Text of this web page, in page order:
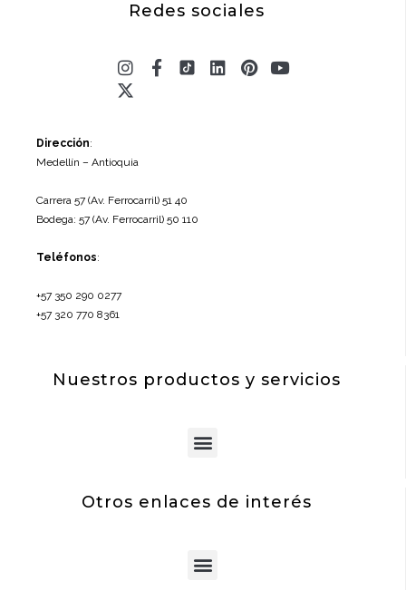
Redes sociales
Instagram
Facebook-
f
Linkedin
Pinterest
Youtube
X-
twitter
Dirección:
Medellín – Antioquia
Carrera 57 (Av. Ferrocarril) 51 40
Bodega: 57 (Av. Ferrocarril) 50 110
Teléfonos:
+57 350 290 0277
+57 320 770 8361
Nuestros productos y servicios
Menu
Otros enlaces de interés
Menu